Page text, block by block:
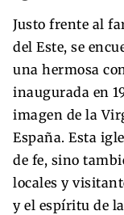
Justo frente al
del Este, se
una hermosa
inaugurada en
imagen de la
España. Esta
de fe, sino
locales y
y el espíritu de